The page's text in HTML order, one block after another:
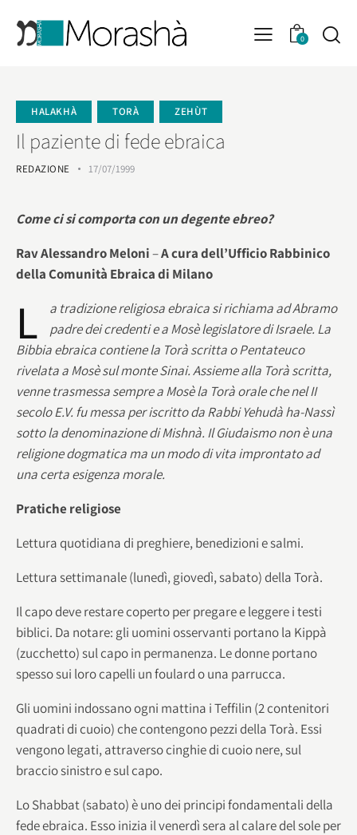
0
HALAKHÀ TORÀ ZEHÙT
Il paziente di fede ebraica
REDAZIONE 17/07/1999
Come ci si comporta con un degente ebreo?
Rav Alessandro Meloni–A cura dell’Ufficio Rabbinico
della Comunità Ebraica di Milano
L
a tradizione religiosa ebraica si richiama ad Abramo
padre dei credenti e a Mosè legislatore di Israele. La
Bibbia ebraica contiene la Torà scritta o Pentateuco
rivelata a Mosè sul monte Sinai. Assieme alla Torà scritta,
venne trasmessa sempre a Mosè la Torà orale che nel II
secolo E.V. fu messa per iscritto da Rabbi Yehudà ha-Nassì
sotto la denominazione di Mishnà. Il Giudaismo non è una
religione dogmatica ma un modo di vita improntato ad
una certa esigenza morale.
Pratiche religiose
Lettura quotidiana di preghiere, benedizioni e salmi.
Lettura settimanale (lunedì, giovedì, sabato) della Torà.
Il capo deve restare coperto per pregare e leggere i testi
biblici. Da notare: gli uomini osservanti portano la Kippà
(zucchetto) sul capo in permanenza. Le donne portano
spesso sui loro capelli un foulard o una parrucca.
Gli uomini indossano ogni mattina i Teffilin (2 contenitori
quadrati di cuoio) che contengono pezzi della Torà. Essi
vengono legati, attraverso cinghie di cuoio nere, sul
braccio sinistro e sul capo.
Lo Shabbat (sabato) è uno dei principi fondamentali della
fede ebraica. Esso inizia il venerdì sera al calare del sole per